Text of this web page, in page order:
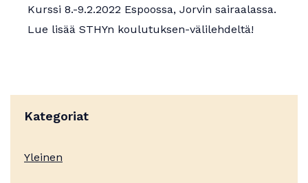
Kurssi 8.-9.2.2022 Espoossa, Jorvin sairaalassa.
Lue lisää STHYn koulutuksen-välilehdeltä!
Kategoriat
Yleinen